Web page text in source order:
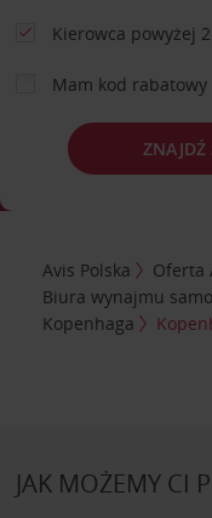
Kierowca powyżej
Mam kod rabatowy
Avis Polska
Oferta
Biura wynajmu
Kopenhaga
JAK MOŻEMY CI